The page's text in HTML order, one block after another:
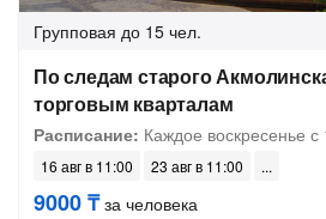
Групповая до 15 чел.
По следам старого
торговым кварталам
Расписание: Каждое воскресенье
16 авг в 11:00 23 авг в 11:00
9000 ₸за человека